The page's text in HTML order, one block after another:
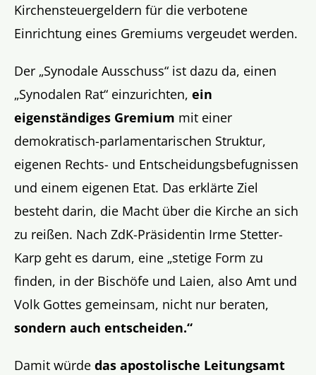
Kirchensteuergeldern für die verbotene
Einrichtung eines Gremiums vergeudet werden.
Der „Synodale Ausschuss“ ist dazu da, einen
„Synodalen Rat“ einzurichten, ein
eigenständiges Gremium mit einer
demokratisch-parlamentarischen Struktur,
eigenen Rechts- und Entscheidungsbefugnissen
und einem eigenen Etat. Das erklärte Ziel
besteht darin, die Macht über die Kirche an sich
zu reißen. Nach ZdK-Präsidentin Irme Stetter-
Karp geht es darum, eine „stetige Form zu
finden, in der Bischöfe und Laien, also Amt und
Volk Gottes gemeinsam, nicht nur beraten,
sondern auch entscheiden.“
Damit würde das apostolische Leitungsamt